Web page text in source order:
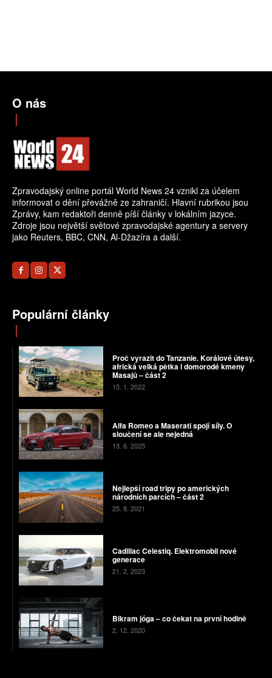
O nás
Zpravodajský online portál World News 24 vznikl za účelem
informovat o dění převážně ze zahraničí. Hlavní rubrikou jsou
Zprávy, kam redaktoři denně píší články v lokálním jazyce.
Zdroje jsou největší světové zpravodajské agentury a servery
jako Reuters, BBC, CNN, Al-Džazíra a další.
Populární články
Proč vyrazit do Tanzanie. Korálové útesy,
africká velká pětka i domorodé kmeny
Masajů – část 2
15. 1. 2022
Alfa Romeo a Maserati spojí síly. O
sloučení se ale nejedná
13. 6. 2025
Nejlepší road tripy po amerických
národních parcích – část 2
25. 8. 2021
Cadillac Celestiq. Elektromobil nové
generace
21. 2. 2023
Bikram jóga – co čekat na první hodině
2. 12. 2020